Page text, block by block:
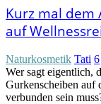
Kurz mal dem
auf
Naturkosmetik Tati 6
Wer sagt eigentlich,
Gurkenscheiben auf
verbunden sein